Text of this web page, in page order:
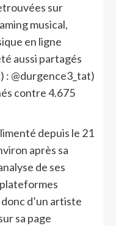
sur
musical,
en ligne
aussi partagés
: @durgence3_tat)
contre 4.675
depuis le 21
après sa
de ses
d’un artiste
sa page